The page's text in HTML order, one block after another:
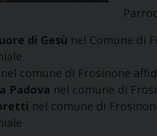
di Gesù nel Comune di
nel comune di Frosinone
Padova nel comune di
nel comune di